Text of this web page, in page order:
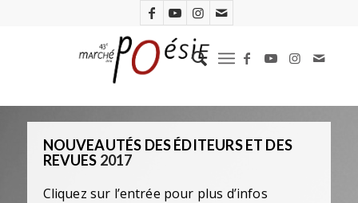
NOUVEAUTÉS DES ÉDITEURS ET DES
REVUES 2017
Cliquez sur l’entrée pour plus d’infos